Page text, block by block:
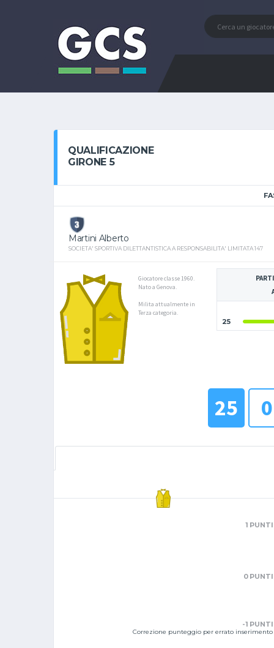
QUALIFICAZIONE
GIRONE 5
Martini Alberto
SOCIETA' SPORTIVA DILETTANTISTICA A RESPONSABILITA' LIMITATA 147
25
Giocatore classe 1960.
Nato a Genova.
Milita attualmente in
Terza categoria.
0
25
1 PUNTI
0 PUNTI
-1 PUNTI
Correzione punteggio per errato inserimento